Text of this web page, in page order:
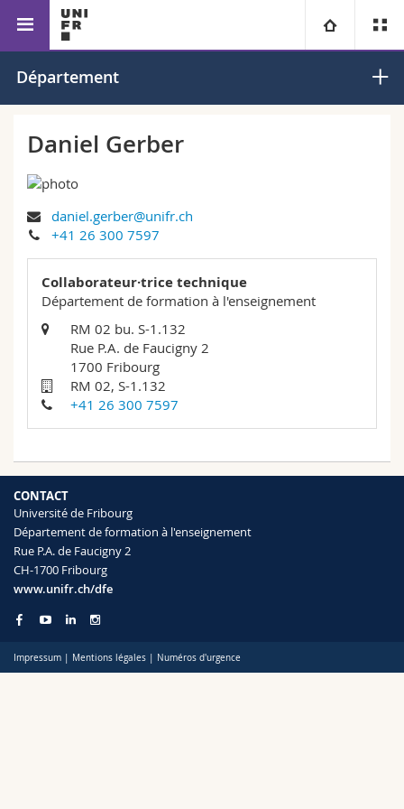
Université
Campus
Recherche
Droit
Lettres et sciences humaines
Sciences de l'éducation et de la formation
Interfacultaire
Vous êtes
Futurs étudiants
Médias
Chercheurs
Doctorants
Ressources
Plan d'accès
Bibliothèques
Programme des cours
MyUnifr
Faculté des sciences de
l’éducation et de la formation
Département de formation
Département
Daniel Gerber
daniel.gerber@unifr.ch
+41 26 300 7597
Collaborateur·trice technique
Département de formation à l'enseignement
RM 02 bu. S-1.132
Rue P.A. de Faucigny 2
1700 Fribourg
RM 02, S-1.132
+41 26 300 7597
CONTACT
Université de Fribourg
Département de formation à l'enseignement
Rue P.A. de Faucigny 2
CH-1700 Fribourg
www.unifr.ch/dfe
Impressum | Mentions légales | Numéros d'urgence